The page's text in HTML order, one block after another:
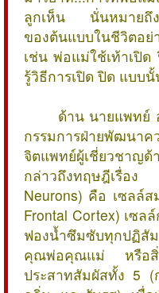
ลูกเห็น นั่นหมายถึง
ของต้นแบบในชีวิตอ
เช่น พ่อแม่ใช้เท้าเปิด
รู้วิธีการเปิด ปิด แบบ
ด้าน นายแพทย์ อุ
กรรมการฝ่ายพัฒนา
จิตแพทย์ผู้เชี่ยวชา
กล่าวถึงทฤษฎีเรื่อง
Neurons) คือ เซลล์
Frontal Cortex) เซล
ฟองน้ำซึมซับทุกปฏิสั
คุณพ่อคุณแม่ หรือสิ่
ประสาทสัมผัสทั้ง 5